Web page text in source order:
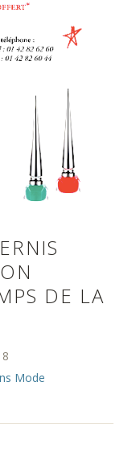
DE LA
Mode